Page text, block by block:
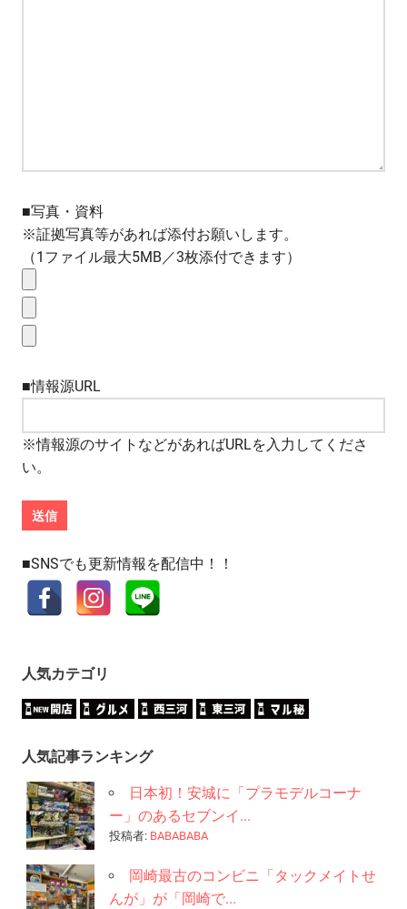
■写真・資料
※証拠写真等があれば添付お願いします。
（1ファイル最大5MB／3枚添付できます）
■情報源URL
※情報源のサイトなどがあればURLを入力してくださ
い。
■SNSでも更新情報を配信中！！
人気カテゴリ
人気記事ランキング
日本初！安城に「プラモデルコーナ
ー」のあるセブンイ...
投稿者: BABABABA
岡崎最古のコンビニ「タックメイトせ
んが」が「岡崎で...